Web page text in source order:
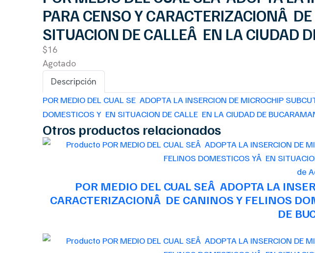
PARA CENSO Y CARACTERIZACIONÂ
SITUACION DE CALLEÂ EN LA CIUDAD
$16
Agotado
Descripción
POR MEDIO DEL CUAL SE ADOPTA LA INSERCION DE MICROCHIP
DOMESTICOS Y EN SITUACION DE CALLE EN LA CIUDAD DE
Otros productos relacionados
de
POR MEDIO DEL CUAL SEÂ ADOPTA LA
CARACTERIZACIONÂ DE CANINOS Y FELINOS
DE